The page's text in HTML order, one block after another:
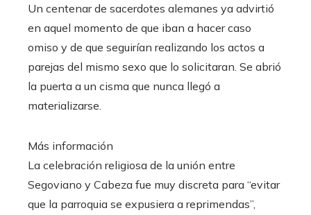
Un centenar de sacerdotes alemanes ya advirtió
en aquel momento de que iban a hacer caso
omiso y de que seguirían realizando los actos a
parejas del mismo sexo que lo solicitaran. Se abrió
la puerta a un cisma que nunca llegó a
materializarse.
Más información
La celebración religiosa de la unión entre
Segoviano y Cabeza fue muy discreta para “evitar
que la parroquia se expusiera a reprimendas”,